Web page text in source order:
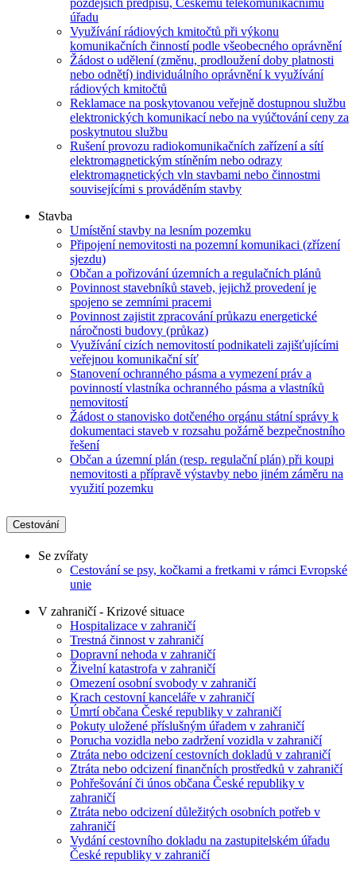
úřadu
Využívání rádiových kmitočtů při výkonu
komunikačních činností podle všeobecného oprávnění
Žádost o udělení (změnu, prodloužení doby platnosti
nebo odnětí) individuálního oprávnění k využívání
rádiových kmitočtů
Reklamace na poskytovanou veřejně dostupnou službu
elektronických komunikací nebo na vyúčtování ceny za
poskytnutou službu
Rušení provozu radiokomunikačních zařízení a sítí
elektromagnetickým stíněním nebo odrazy
elektromagnetických vln stavbami nebo činnostmi
souvisejícími s prováděním stavby
Stavba
Umístění stavby na lesním pozemku
Připojení nemovitosti na pozemní komunikaci (zřízení
sjezdu)
Občan a pořizování územních a regulačních plánů
Povinnost stavebníků staveb, jejichž provedení je
spojeno se zemními pracemi
Povinnost zajistit zpracování průkazu energetické
náročnosti budovy (průkaz)
Využívání cizích nemovitostí podnikateli zajišťujícími
veřejnou komunikační síť
Stanovení ochranného pásma a vymezení práv a
povinností vlastníka ochranného pásma a vlastníků
nemovitostí
Žádost o stanovisko dotčeného orgánu státní správy k
dokumentaci staveb v rozsahu požárně bezpečnostního
řešení
Občan a územní plán (resp. regulační plán) při koupi
nemovitosti a přípravě výstavby nebo jiném záměru na
využití pozemku
Cestování
Se zvířaty
Cestování se psy, kočkami a fretkami v rámci Evropské
unie
V zahraničí - Krizové situace
Hospitalizace v zahraničí
Trestná činnost v zahraničí
Dopravní nehoda v zahraničí
Živelní katastrofa v zahraničí
Omezení osobní svobody v zahraničí
Krach cestovní kanceláře v zahraničí
Úmrtí občana České republiky v zahraničí
Pokuty uložené příslušným úřadem v zahraničí
Porucha vozidla nebo zadržení vozidla v zahraničí
Ztráta nebo odcizení cestovních dokladů v zahraničí
Ztráta nebo odcizení finančních prostředků v zahraničí
Pohřešování či únos občana České republiky v
zahraničí
Ztráta nebo odcizení důležitých osobních potřeb v
zahraničí
Vydání cestovního dokladu na zastupitelském úřadu
České republiky v zahraničí